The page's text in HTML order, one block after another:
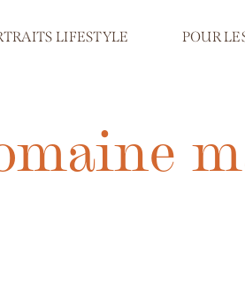
LIFESTYLE POUR